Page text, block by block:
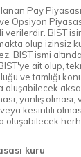
Pay
Opsiyon
verilerdir. BIST
olup izinsiz
BIST ismi
ait olup,
ve tamlığı
oluşabilecek
yanlış
kesintili
oluşabilecek
kuru